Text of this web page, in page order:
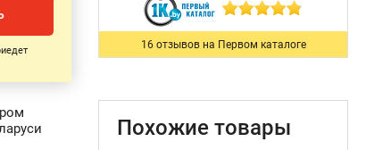
16 отзывов на Первом каталоге
Похожие товары